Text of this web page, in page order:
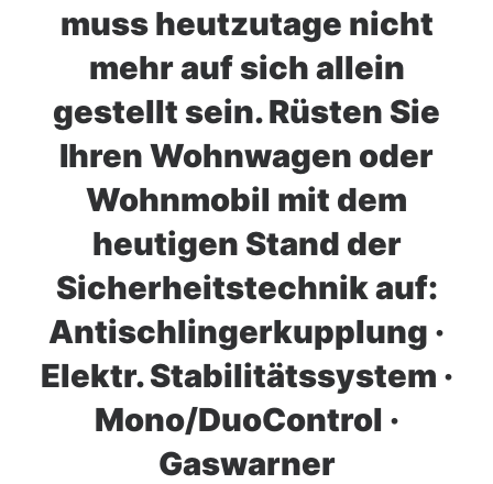
muss heutzutage nicht
mehr auf sich allein
gestellt sein. Rüsten Sie
Ihren Wohnwagen oder
Wohnmobil mit dem
heutigen Stand der
Sicherheitstechnik auf:
Antischlingerkupplung ·
Elektr. Stabilitätssystem ·
Mono/DuoControl ·
Gaswarner